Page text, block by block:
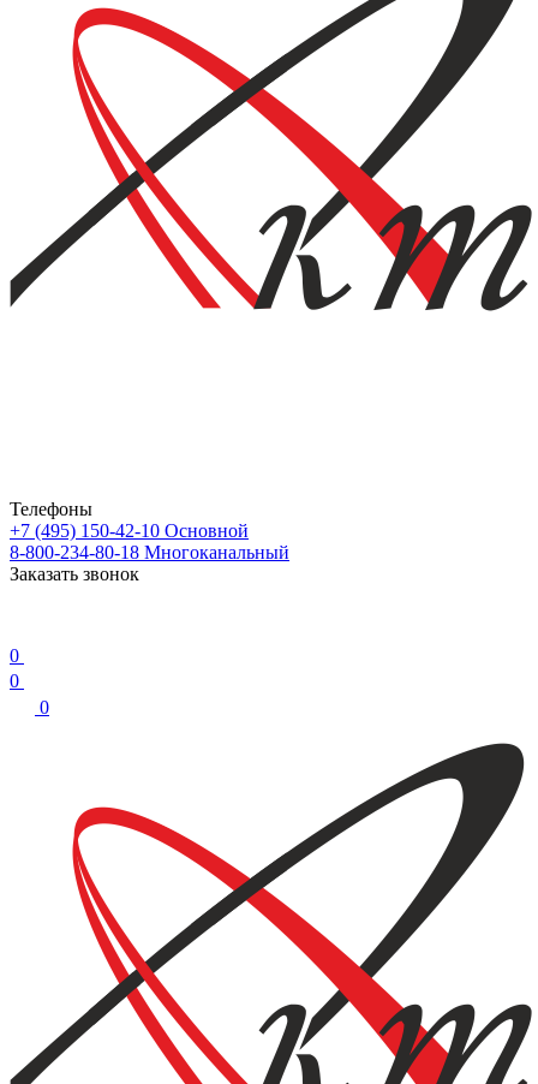
Телефоны
+7 (495) 150-42-10 Основной
8-800-234-80-18 Многоканальный
Заказать звонок
0
0
0